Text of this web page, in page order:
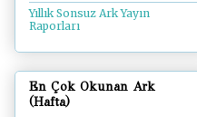
Yıllık Sonsuz Ark Yayın
Raporları
En Çok Okunan Ark
(Hafta)